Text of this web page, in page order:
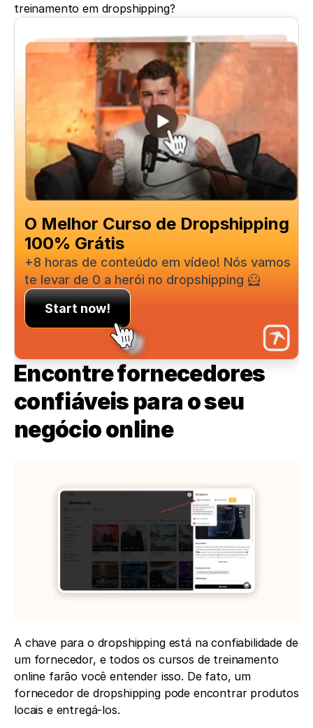
treinamento em dropshipping?
O Melhor Curso de Dropshipping
100% Grátis
+8 horas de conteúdo em vídeo! Nós vamos
te levar de 0 a herói no dropshipping 🦸
Start now!
Encontre fornecedores
confiáveis para o seu
negócio online
A chave para o dropshipping está na confiabilidade de
um fornecedor, e todos os cursos de treinamento
online farão você entender isso. De fato, um
fornecedor de dropshipping pode encontrar produtos
locais e entregá-los.